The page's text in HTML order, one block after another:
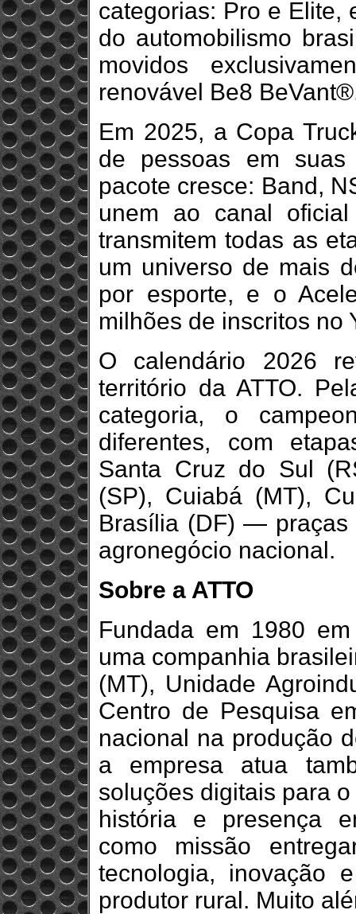
categorias: Pro e Elite,
do automobilismo
movidos
renovável Be8
Em 2025, a Copa
de pessoas em
pacote cresce: Band,
unem ao canal
transmitem todas as
um universo de mais
por esporte, e o
milhões de inscritos no
O calendário 2026
território da ATTO.
categoria, o
diferentes, com
Santa Cruz do Sul
(SP), Cuiabá (MT),
Brasília (DF) — praças
agronegócio nacional.
Sobre a ATTO
Fundada em 1980
uma companhia
(MT), Unidade
Centro de Pesquisa
nacional na produção
a empresa atua
soluções digitais para
história e presença
como missão
tecnologia, inovação
produtor rural. Muito